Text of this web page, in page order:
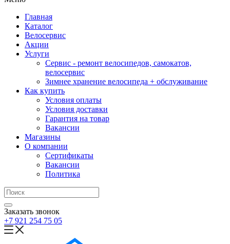
Главная
Каталог
Велосервис
Акции
Услуги
Сервис - ремонт велосипедов, самокатов,
велосервис
Зимнее хранение велосипеда + обслуживание
Как купить
Условия оплаты
Условия доставки
Гарантия на товар
Вакансии
Магазины
О компании
Сертификаты
Вакансии
Политика
Заказать звонок
+7 921 254 75 05